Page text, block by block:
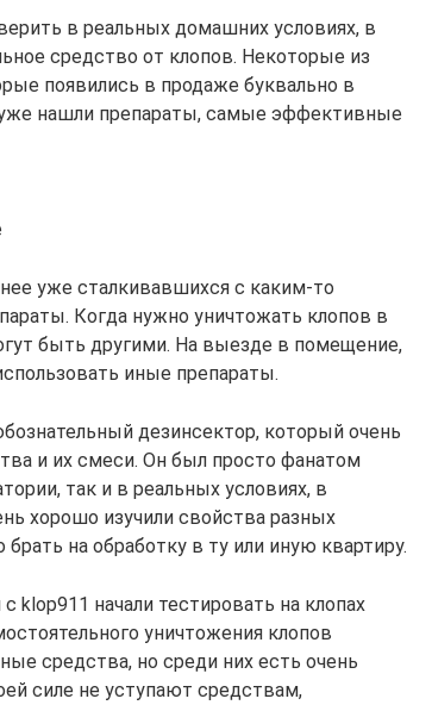
в реальных домашних условиях, в
средство от клопов. Некоторые из
появились в продаже буквально в
нашли препараты, самые эффективные
уже сталкивавшихся с каким-то
Когда нужно уничтожать клопов в
быть другими. На выезде в помещение,
иные препараты.
дезинсектор, который очень
и их смеси. Он был просто фанатом
так и в реальных условиях, в
хорошо изучили свойства разных
на обработку в ту или иную квартиру.
klop911 начали тестировать на клопах
уничтожения клопов
средства, но среди них есть очень
силе не уступают средствам,